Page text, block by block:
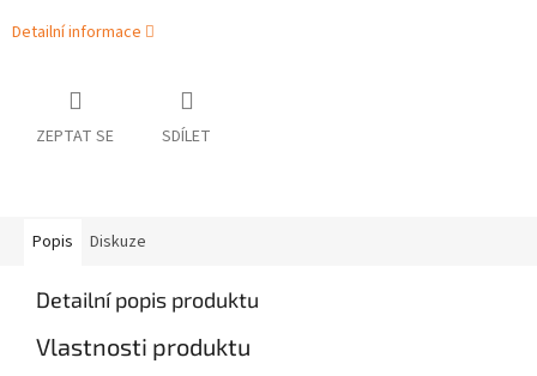
Detailní informace
ZEPTAT SE SDÍLET
Popis Diskuze
Detailní popis produktu
Vlastnosti produktu